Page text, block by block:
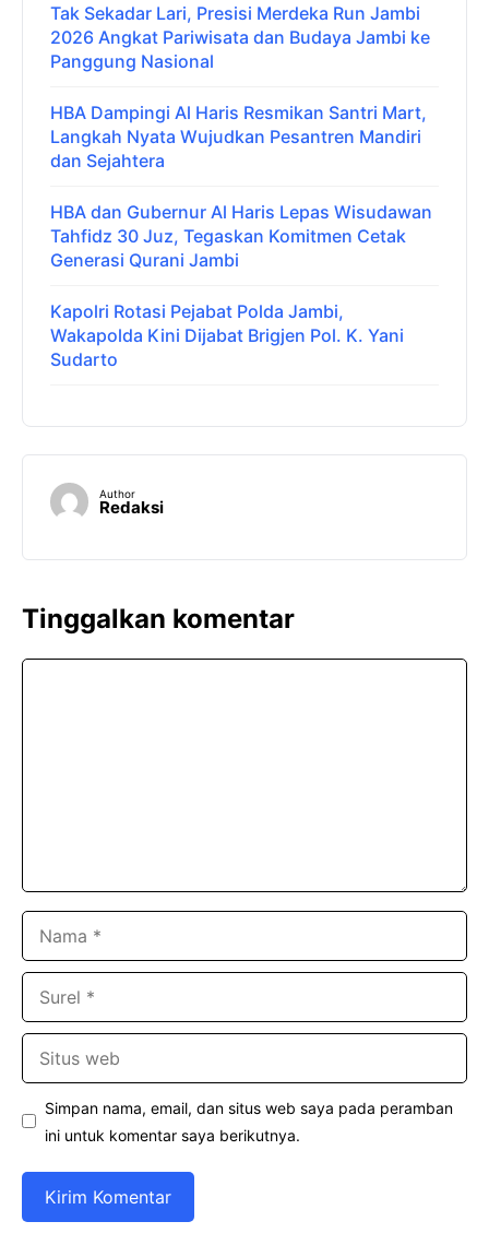
Tak Sekadar Lari, Presisi Merdeka Run Jambi
2026 Angkat Pariwisata dan Budaya Jambi ke
Panggung Nasional
HBA Dampingi Al Haris Resmikan Santri Mart,
Langkah Nyata Wujudkan Pesantren Mandiri
dan Sejahtera
HBA dan Gubernur Al Haris Lepas Wisudawan
Tahfidz 30 Juz, Tegaskan Komitmen Cetak
Generasi Qurani Jambi
Kapolri Rotasi Pejabat Polda Jambi,
Wakapolda Kini Dijabat Brigjen Pol. K. Yani
Sudarto
Author
Redaksi
Tinggalkan komentar
Simpan nama, email, dan situs web saya pada peramban
ini untuk komentar saya berikutnya.